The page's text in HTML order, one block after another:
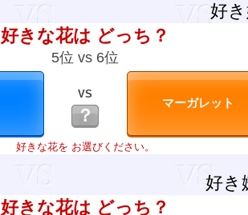
好
好きな花は どっち？
5位 vs 6位
VS
？
好きな花を お選びください。
好き
好きな花は どっち？